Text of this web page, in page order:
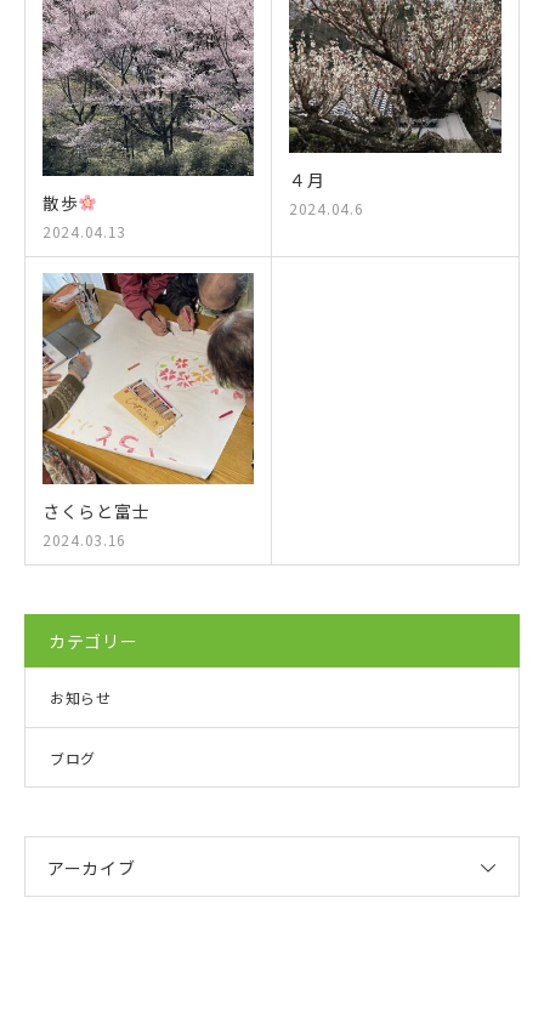
散歩
2024.04.13
４月
2024.04.6
さくらと富士
2024.03.16
カテゴリー
お知らせ
ブログ
アーカイブ